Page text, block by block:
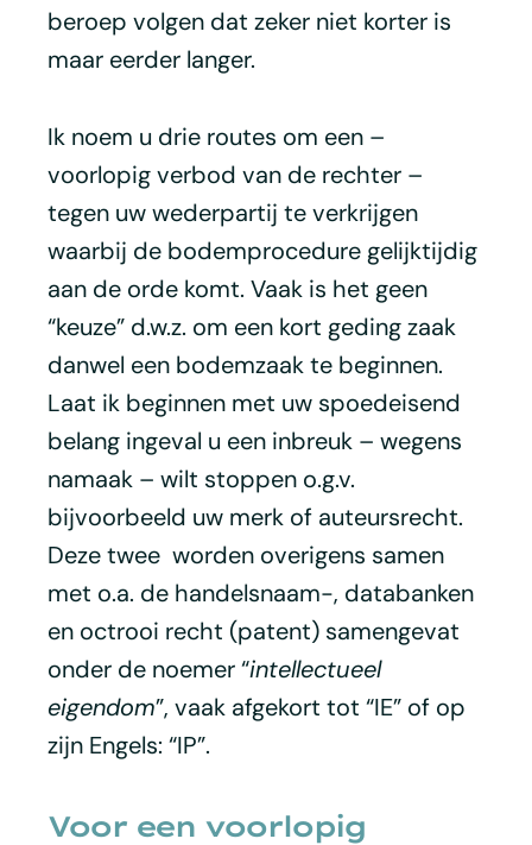
beroep volgen dat zeker niet korter is
maar eerder langer.
Ik noem u drie routes om een –
voorlopig verbod van de rechter –
tegen uw wederpartij te verkrijgen
waarbij de bodemprocedure gelijktijdig
aan de orde komt. Vaak is het geen
“keuze” d.w.z. om een kort geding zaak
danwel een bodemzaak te beginnen.
Laat ik beginnen met uw spoedeisend
belang ingeval u een inbreuk – wegens
namaak – wilt stoppen o.g.v.
bijvoorbeeld uw merk of auteursrecht.
Deze twee worden overigens samen
met o.a. de handelsnaam-, databanken
en octrooi recht (patent) samengevat
onder de noemer “intellectueel
eigendom”, vaak afgekort tot “IE” of op
zijn Engels: “IP”.
Voor een voorlopig